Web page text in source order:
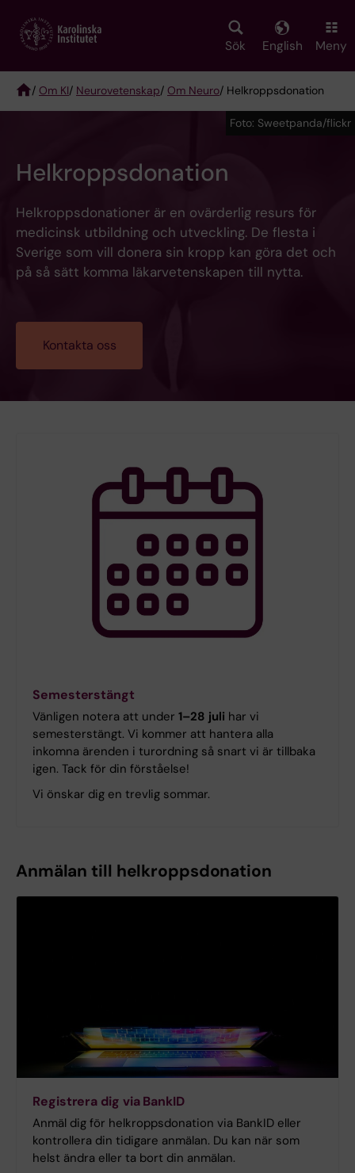
main
Sök English Meny
Breadcrumb
/ Om KI/ Neurovetenskap/ Om Neuro/ Helkroppsdonation
Helkroppsdonation
Helkroppsdonationer är en ovärderlig resurs för
medicinsk utbildning och utveckling. De flesta i
Sverige som vill donera sin kropp kan göra det och
på så sätt komma läkarvetenskapen till nytta.
Kontakta oss
Foto: Sweetpanda/flickr
Semesterstängt
Vänligen notera att under 1–28 juli har vi
semesterstängt. Vi kommer att hantera alla
inkomna ärenden i turordning så snart vi är tillbaka
igen. Tack för din förståelse!
Vi önskar dig en trevlig sommar.
Anmälan till helkroppsdonation
Registrera dig via BankID
Anmäl dig för helkroppsdonation via BankID eller
kontrollera din tidigare anmälan. Du kan när som
helst ändra eller ta bort din anmälan.